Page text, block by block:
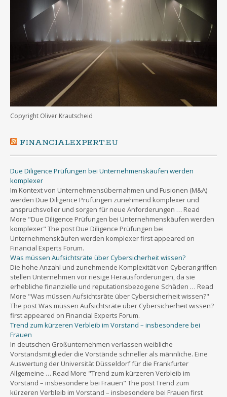
Copyright Oliver Krautscheid
FINANCIALEXPERT.EU
Due Diligence Prüfungen bei Unternehmenskäufen werden
komplexer
Im Kontext von Unternehmensübernahmen und Fusionen (M&A)
werden Due Diligence Prüfungen zunehmend komplexer und
anspruchsvoller und sorgen für neue Anforderungen … Read
More "Due Diligence Prüfungen bei Unternehmenskäufen werden
komplexer" The post Due Diligence Prüfungen bei
Unternehmenskäufen werden komplexer first appeared on
Financial Experts Forum.
Was müssen Aufsichtsräte über Cybersicherheit wissen?
Die hohe Anzahl und zunehmende Komplexität von Cyberangriffen
stellen Unternehmen vor riesige Herausforderungen, da sie
erhebliche finanzielle und reputationsbezogene Schäden … Read
More "Was müssen Aufsichtsräte über Cybersicherheit wissen?"
The post Was müssen Aufsichtsräte über Cybersicherheit wissen?
first appeared on Financial Experts Forum.
Trend zum kürzeren Verbleib im Vorstand – insbesondere bei
Frauen
In deutschen Großunternehmen verlassen weibliche
Vorstandsmitglieder die Vorstände schneller als männliche. Eine
Auswertung der Universität Düsseldorf für die Frankfurter
Allgemeine … Read More "Trend zum kürzeren Verbleib im
Vorstand – insbesondere bei Frauen" The post Trend zum
kürzeren Verbleib im Vorstand – insbesondere bei Frauen first